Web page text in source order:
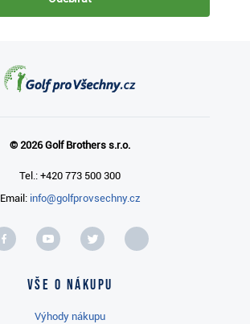
© 2026 Golf Brothers s.r.o.
Tel.: +420 773 500 300
Email: info@golfprovsechny.cz
Vše o nákupu
Výhody nákupu